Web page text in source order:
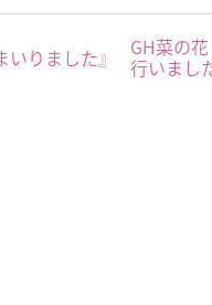
いりました』 GH菜の
行いまし